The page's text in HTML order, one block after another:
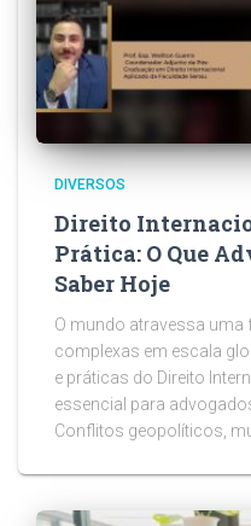
DIVERSOS
Direito
Prática: O Que
Saber Hoje
O mundo atravessa uma
complexas em escala
e práticas do Direito
essencial para
Conflitos geopolíticos,